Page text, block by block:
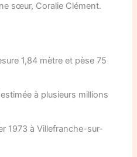
sœur, Coralie Clément.
1,84 mètre et pèse 75
à plusieurs millions
1973 à Villefranche-sur-